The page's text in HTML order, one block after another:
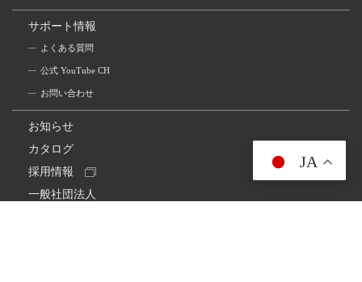
サポート情報
よくある質問
公式 YouTube CH
お問い合わせ
お知らせ
カタログ
採用情報
一般社団法人
JA